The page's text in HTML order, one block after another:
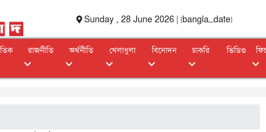
Sunday , 28 June 2026 | [bangla_date]
রাজনীতি অর্থনীতি খেলাধুলা বিনোদন চাকরি ভিডিও